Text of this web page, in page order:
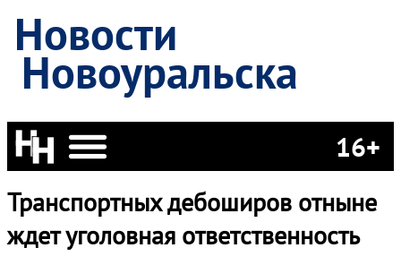
Новости
Новоуральска
16+
Транспортных дебоширов отныне
ждет уголовная ответственность